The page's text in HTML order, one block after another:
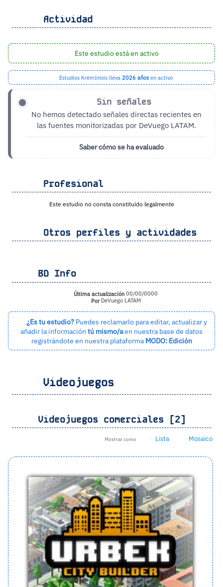
Actividad
Este estudio está en activo
Estudios Kremlinois lleva 2026 añosen activo
Sin señales
No hemos detectado señales directas recientes en
las fuentes monitorizadas por DeVuego LATAM.
Saber cómo se ha evaluado
Profesional
Este estudio no consta constituído legalmente
Otros perfiles y actividades
BD Info
Última actualización 00/00/0000
PorDeVuego LATAM
¿Es tu estudio? Puedes reclamarlo para editar, actualizar y
añadir la información tú mismo/aen nuestra base de datos
registrándote en nuestra plataforma MODO: Edición
Videojuegos
Videojuegos comerciales [2]
Mostrar como Lista Mosaico